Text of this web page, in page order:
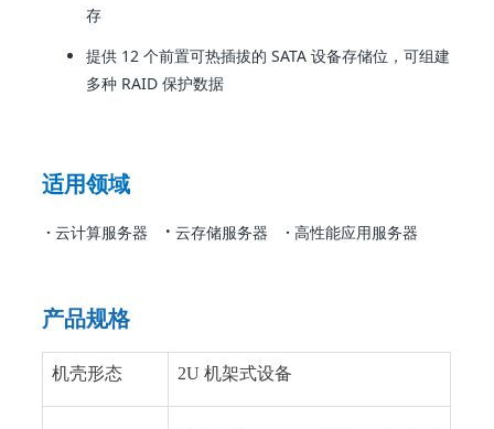
存
提供 12 个前置可热插拔的 SATA 设备存储位，可组建
多种 RAID 保护数据
适用领域
·云计算服务器 ·云存储服务器 ·高性能应用服务器
产品规格
机壳形态 2U 机架式设备